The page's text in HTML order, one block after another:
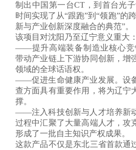
制出中国第一台CT，到首台光
时间实现了从“跟跑”到“领跑”的
新与产业创新深度融合的典范”。
该项目对沈阳乃至辽宁意义重大：
——提升高端装备制造业核心竞
带动产业链上下游协同创新，增
领域的全球话语权。
——促进生命健康产业发展。设
查方面具有重要作用，将为辽宁
撑。
——注入科技创新与人才培养新
过程中汇聚了大量高端人才，攻
形成了一批自主知识产权成果。
这款产品不仅是东北三省首款通